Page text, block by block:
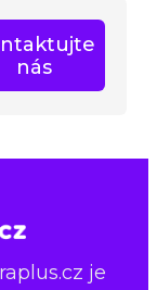
nás
je